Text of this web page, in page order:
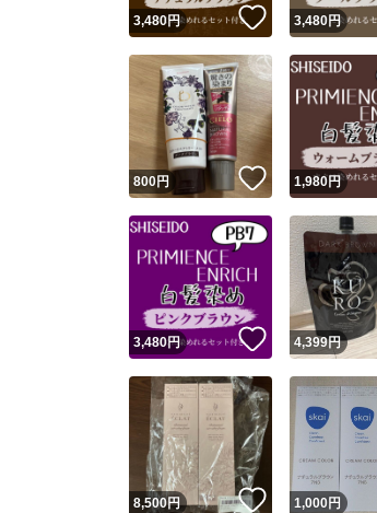
3,480円 いいね！
3,480円
800円 いいね！
1,980円
3,480円 いいね！
4,399円
8,500円 いいね！
1,000円